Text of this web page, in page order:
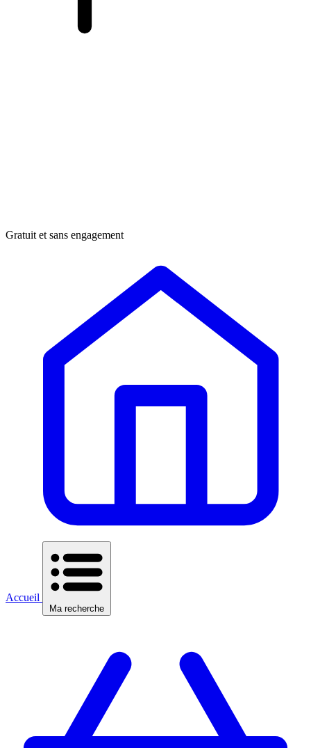
Gratuit et sans engagement
Accueil
Ma recherche